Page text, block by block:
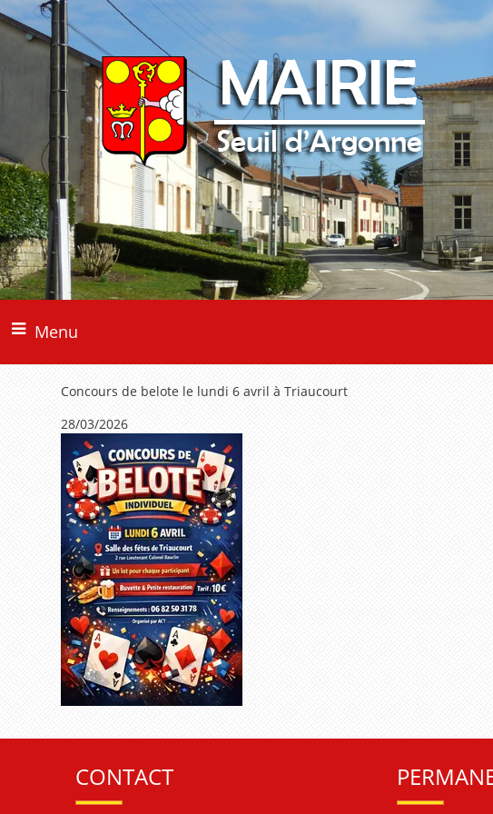
Menu
Concours de belote le lundi 6 avril à Triaucourt
28/03/2026
CONTACT